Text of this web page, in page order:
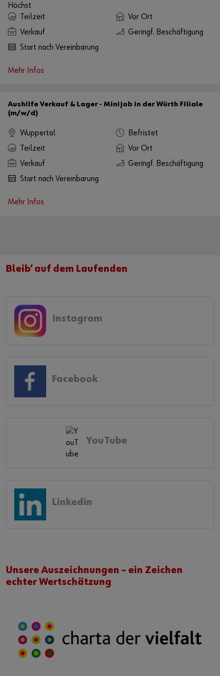
Höchst
Teilzeit
Vor Ort
Verkauf
Geringf. Beschäftigung
Start nach Vereinbarung
Mehr Infos
Aushilfe Verkauf & Lager - Minijob in der Würth Filiale
(m/w/d)
Wuppertal
Befristet
Teilzeit
Vor Ort
Verkauf
Geringf. Beschäftigung
Start nach Vereinbarung
Mehr Infos
Bleib’ auf dem Laufenden
Instagram
Facebook
YouTube
Linkedin
Unsere Auszeichnungen – ein Zeichen
echter Wertschätzung